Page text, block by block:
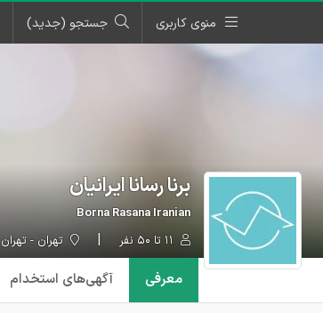
منوی کاربری جستجو (جدید)
برنا رسانا ایرانیان
Borna Rasana Iranian
تهران - تهران
معرفی آگهی‌های استخدام